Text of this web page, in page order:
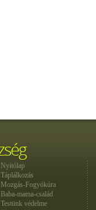
Nyitólap
Táplálkozás
Mozgás-Fogyókúra
Baba-mama-család
Testünk védelme